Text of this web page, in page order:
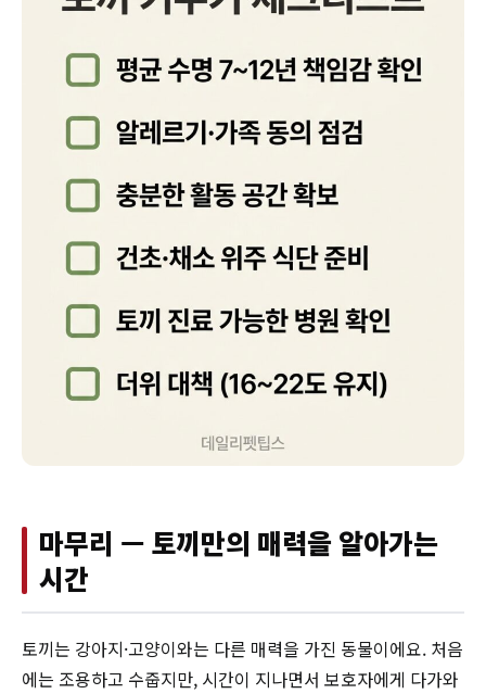
마무리 — 토끼만의 매력을 알아가는
시간
토끼는 강아지·고양이와는 다른 매력을 가진 동물이에요. 처음
에는 조용하고 수줍지만, 시간이 지나면서 보호자에게 다가와